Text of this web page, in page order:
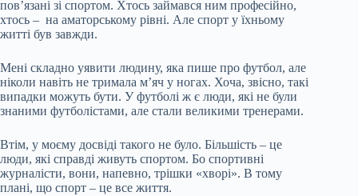
пов’язані зі спортом. Хтось займався ним професійно,
хтось – на аматорському рівні. Але спорт у їхньому
житті був завжди.
Мені складно уявити людину, яка пише про футбол, але
ніколи навіть не тримала м’яч у ногах. Хоча, звісно, такі
випадки можуть бути. У футболі ж є люди, які не були
знаними футболістами, але стали великими тренерами.
Втім, у моєму досвіді такого не було. Більшість – це
люди, які справді живуть спортом. Бо спортивні
журналісти, вони, напевно, трішки «хворі». В тому
плані, що спорт – це все життя.